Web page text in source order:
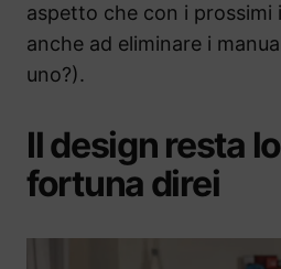
aspetto che con i prossimi
anche ad eliminare i
uno?).
Il design resta
fortuna direi